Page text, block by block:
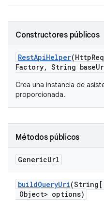
Constructores públicos
RestApiHelper(Http
Factory, String base
Crea una instancia de
proporcionada.
Métodos públicos
GenericUrl
buildQueryUri
Object> options)